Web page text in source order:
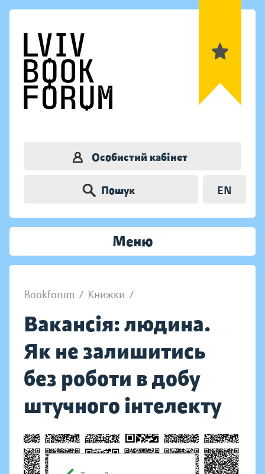
Особистий кабінет
Пошук EN
Меню
Bookforum / Книжки /
Вакансія: людина.
Як не залишитись
без роботи в добу
штучного інтелекту